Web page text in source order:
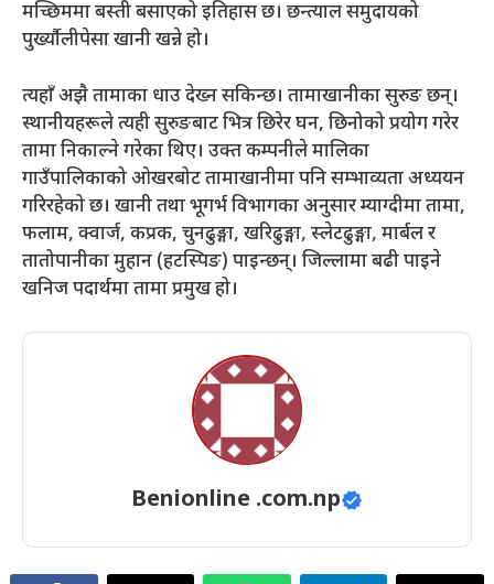
मच्छिममा बस्ती बसाएको इतिहास छ। छन्त्याल समुदायको
पुर्ख्याैलीपेसा खानी खन्ने हो।
त्यहाँ अझै तामाका धाउ देख्न सकिन्छ। तामाखानीका सुरुङ छन्।
स्थानीयहरूले त्यही सुरुङबाट भित्र छिरेर घन, छिनोको प्रयोग गरेर
तामा निकाल्ने गरेका थिए। उक्त कम्पनीले मालिका
गाउँपालिकाको ओखरबोट तामाखानीमा पनि सम्भाव्यता अध्ययन
गरिरहेको छ। खानी तथा भूगर्भ विभागका अनुसार म्याग्दीमा तामा,
फलाम, क्वार्ज, कप्रक, चुनढुङ्गा, खरिढुङ्गा, स्लेटढुङ्गा, मार्बल र
तातोपानीका मुहान (हटस्पिङ) पाइन्छन्। जिल्लामा बढी पाइने
खनिज पदार्थमा तामा प्रमुख हो।
Benionline .com.np